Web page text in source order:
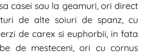
casei sau la geamuri, ori direct
de alte soiuri de spanz, cu
de carex si euphorbii, in fata
de mesteceni, ori cu cornus